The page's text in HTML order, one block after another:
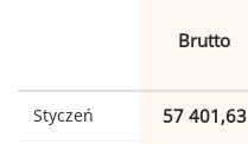
Brutto
Styczeń 57 401,63